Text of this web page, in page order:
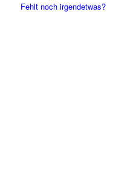
Fehlt noch irgendetwas?